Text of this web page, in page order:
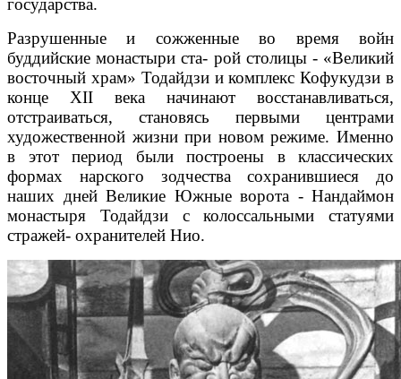
Разрушенные и сожженные во время войн
буддийские монастыри ста- рой столицы - «Великий
восточный храм» Тодайдзи и комплекс Кофукудзи в
конце XII века начинают восстанавливаться,
отстраиваться, становясь первыми центрами
художественной жизни при новом режиме. Именно
в этот период были построены в классических
формах нарского зодчества сохранившиеся до
наших дней Великие Южные ворота - Нандаймон
монастыря Тодайдзи с колоссальными статуями
стражей- охранителей Нио.